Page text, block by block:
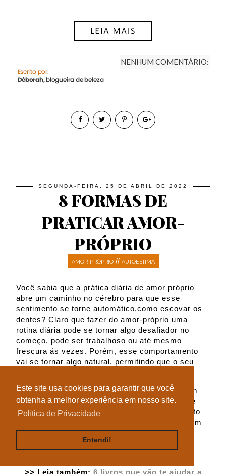
Este site usa cookies para garantir que você
obtenha a melhor experiência em nosso site.
Política de Privacidade
Entendi!
NENHUM COMENTÁRIO:
SEGUNDA-FEIRA, 25 DE ABRIL DE 2022
8 FORMAS DE
PRATICAR AMOR-
PRÓPRIO
AMOR-PRÓPRIO// AUTOESTIMA
Você sabia que a prática diária de amor próprio
abre um caminho no cérebro para que esse
sentimento se torne automático,como escovar os
dentes? Claro que fazer do amor-próprio uma
rotina diária pode se tornar algo desafiador no
começo, pode ser trabalhoso ou até mesmo
frescura ás vezes. Porém, esse comportamento
vai se tornar algo natural, permitindo que o seu
Amor-próprio não se trata somente de tomar um
banho demorado e ir a manicure, ou quem sabe
tomar uma taça de vinho. Amor-próprio vai muito
além disso, envolve desenvolver honestidade em
nós mesmas, identificar nossos valores e criar
uma vida autêntica onde nossas escolhas e